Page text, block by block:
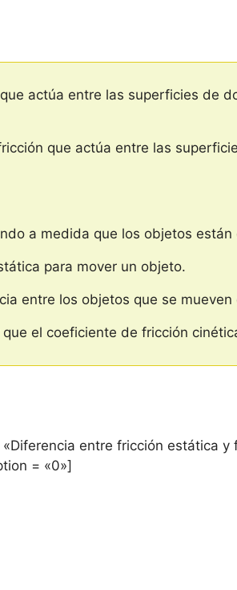
actúa entre las superficies de
que actúa entre las
a medida que los objetos están
para mover un objeto.
entre los objetos que se mueven
el coeficiente de fricción
entre fricción estática y
= «0»]